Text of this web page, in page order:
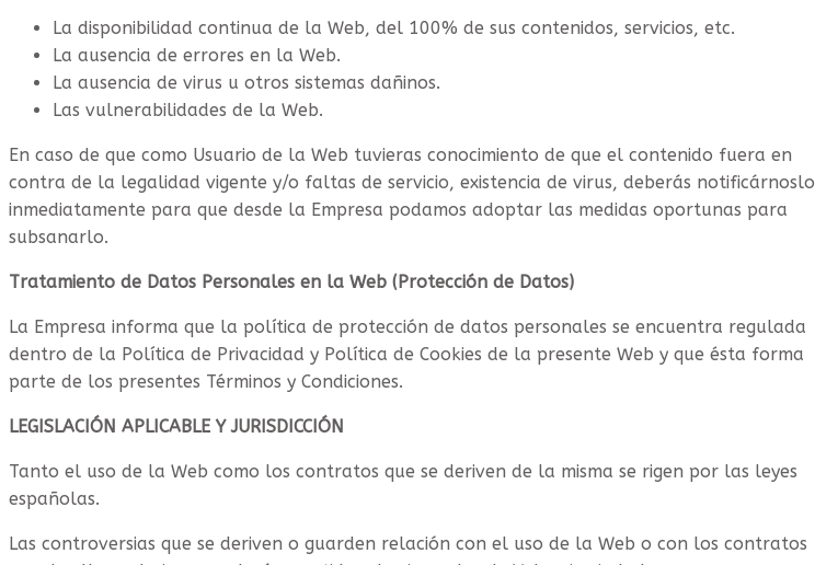
La disponibilidad continua de la Web, del 100% de sus contenidos, servicios, etc.
La ausencia de errores en la Web.
La ausencia de virus u otros sistemas dañinos.
Las vulnerabilidades de la Web.
En caso de que como Usuario de la Web tuvieras conocimiento de que el contenido fuera en
contra de la legalidad vigente y/o faltas de servicio, existencia de virus, deberás notificárnoslo
inmediatamente para que desde la Empresa podamos adoptar las medidas oportunas para
subsanarlo.
Tratamiento de Datos Personales en la Web (Protección de Datos)
La Empresa informa que la política de protección de datos personales se encuentra regulada
dentro de la Política de Privacidad y Política de Cookies de la presente Web y que ésta forma
parte de los presentes Términos y Condiciones.
LEGISLACIÓN APLICABLE Y JURISDICCIÓN
Tanto el uso de la Web como los contratos que se deriven de la misma se rigen por las leyes
españolas.
Las controversias que se deriven o guarden relación con el uso de la Web o con los contratos